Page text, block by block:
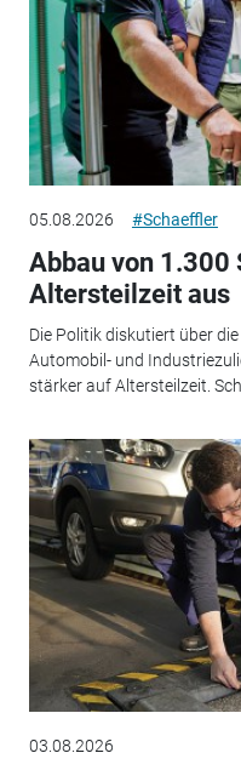
05.08.2026 #Schaeffler
Abbau von 1.300
Altersteilzeit aus
Die Politik diskutiert über
Automobil- und
stärker auf Altersteilzeit.
03.08.2026